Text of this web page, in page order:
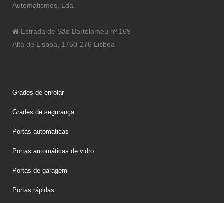
Automatismos, Lda.
Estrada de São Bartolomeu nº 169
Alta de Lisboa, 1750-276 Lisboa
Grades de enrolar
Grades de segurança
Portas automáticas
Portas automáticas de vidro
Portas de garagem
Portas rápidas